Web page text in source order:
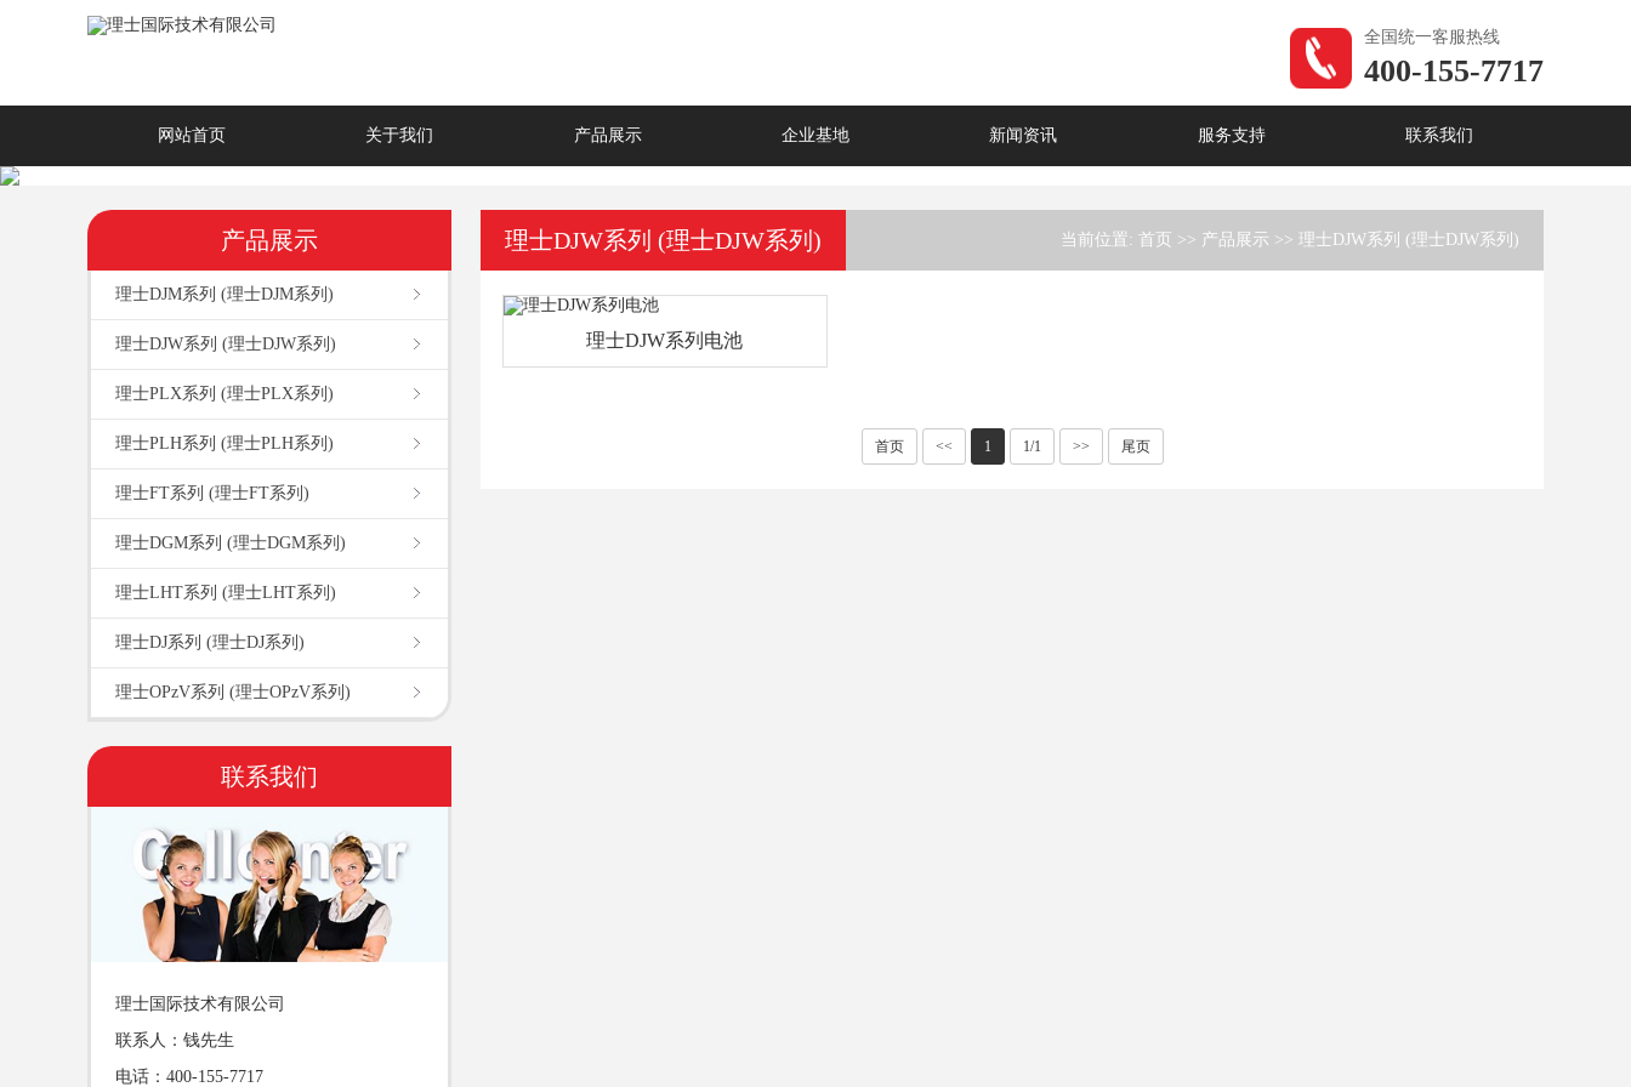
全国统一客服热线
400-155-7717
网站首页 关于我们 产品展示 企业基地 新闻资讯 服务支持 联系我们
产品展示
理士DJM系列 (理士DJM系列)
理士DJW系列 (理士DJW系列)
理士PLX系列 (理士PLX系列)
理士PLH系列 (理士PLH系列)
理士FT系列 (理士FT系列)
理士DGM系列 (理士DGM系列)
理士LHT系列 (理士LHT系列)
理士DJ系列 (理士DJ系列)
理士OPzV系列 (理士OPzV系列)
联系我们
理士国际技术有限公司
联系人：钱先生
电话：400-155-7717
理士DJW系列 (理士DJW系列) 当前位置: 首页 >> 产品展示 >> 理士DJW系列 (理士DJW系列)
理士DJW系列电池
首页 << 1 1/1 >> 尾页